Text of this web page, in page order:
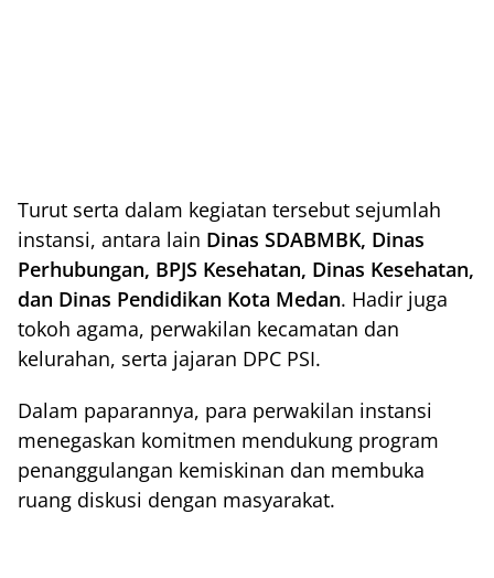
Turut serta dalam kegiatan tersebut sejumlah
instansi, antara lain Dinas SDABMBK, Dinas
Perhubungan, BPJS Kesehatan, Dinas Kesehatan,
dan Dinas Pendidikan Kota Medan. Hadir juga
tokoh agama, perwakilan kecamatan dan
kelurahan, serta jajaran DPC PSI.
Dalam paparannya, para perwakilan instansi
menegaskan komitmen mendukung program
penanggulangan kemiskinan dan membuka
ruang diskusi dengan masyarakat.